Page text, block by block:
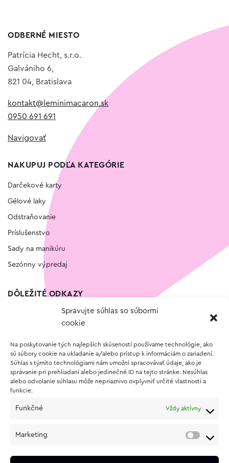
Spravujte súhlas so súbormi
cookie
Na poskytovanie tých najlepších skúseností používame technológie, ako
sú súbory cookie na ukladanie a/alebo prístup k informáciám o zariadení.
Súhlas s týmito technológiami nám umožní spracovávať údaje, ako je
správanie pri prehliadaní alebo jedinečné ID na tejto stránke. Nesúhlas
alebo odvolanie súhlasu môže nepriaznivo ovplyvniť určité vlastnosti a
funkcie.
Funkčné Vždy aktívny
Marketing
ODBERNÉ MIESTO
Patrícia Hecht, s.r.o.
Galvániho 6,
821 04, Bratislava
kontakt@leminimacaron.sk
0950 691 691
Navigovať
NAKUPUJ PODĽA KATEGÓRIE
Darčekové karty
Gélové laky
Odstraňovanie
Príslušenstvo
Sady na manikúru
Sezónny výpredaj
DÔLEŽITÉ ODKAZY
Vernostný program
O NÁKUPE
Vrátenie a reklamácia tovaru